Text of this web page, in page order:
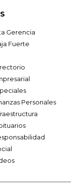
Gerencia
Fuerte
Personales